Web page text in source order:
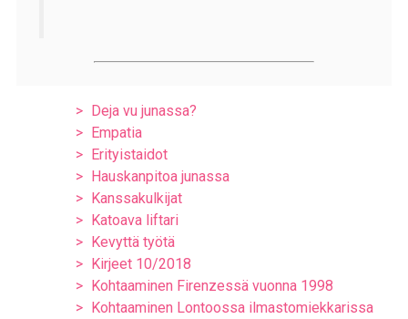
Deja vu junassa?
Empatia
Erityistaidot
Hauskanpitoa junassa
Kanssakulkijat
Katoava liftari
Kevyttä työtä
Kirjeet 10/2018
Kohtaaminen Firenzessä vuonna 1998
Kohtaaminen Lontoossa ilmastomiekkarissa